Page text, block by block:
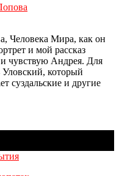
Человека Мира, как он
и мой рассказ
чувствую Андрея. Для
Уловский, который
суздальские и другие